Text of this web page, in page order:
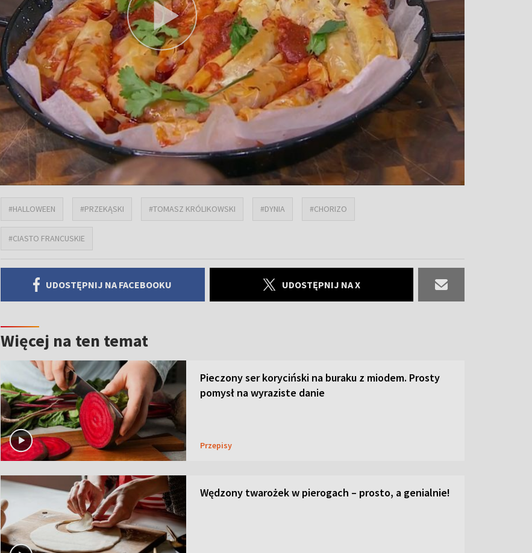
#HALLOWEEN #PRZEKĄSKI #TOMASZ KRÓLIKOWSKI #DYNIA #CHORIZO
#CIASTO FRANCUSKIE
UDOSTĘPNIJ NA FACEBOOKU UDOSTĘPNIJ NA X
Więcej na ten temat
Pieczony ser koryciński na buraku z miodem. Prosty
pomysł na wyraziste danie
Przepisy
Wędzony twarożek w pierogach – prosto, a genialnie!